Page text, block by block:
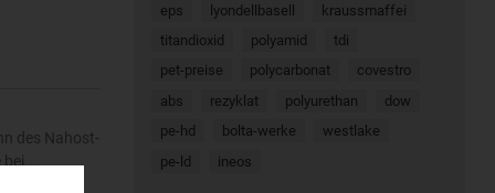
des Nahost-
eps
lyondellbasell
kraussmaffei
titandioxid
polyamid
tdi
pet-preise
polycarbonat
covestro
abs
rezyklat polyurethan
dow
pe-hd
bolta-werke
westlake
pe-ld
ineos